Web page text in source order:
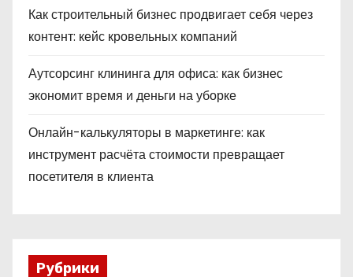
Как строительный бизнес продвигает себя через
контент: кейс кровельных компаний
Аутсорсинг клининга для офиса: как бизнес
экономит время и деньги на уборке
Онлайн-калькуляторы в маркетинге: как
инструмент расчёта стоимости превращает
посетителя в клиента
Рубрики